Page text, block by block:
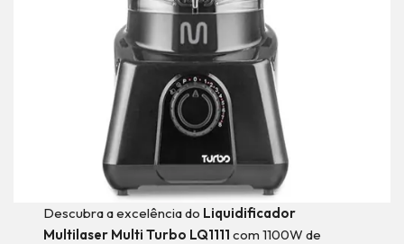
Descubra a excelência do Liquidificador
Multilaser Multi Turbo LQ1111 com 1100W de